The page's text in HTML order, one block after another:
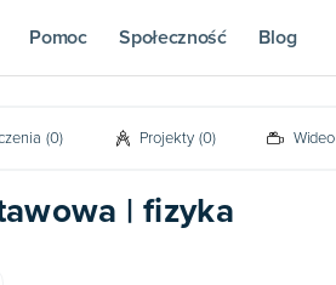
Pomoc Społeczność Blog
(0) Projekty (0) Wideo
| fizyka